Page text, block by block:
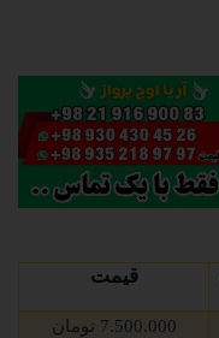
قیمت
7.500.000 تومان